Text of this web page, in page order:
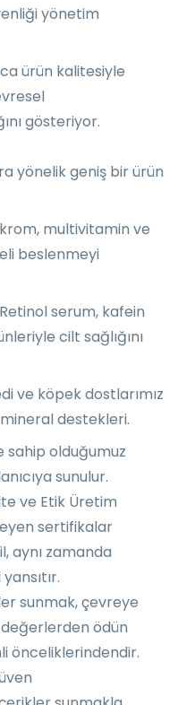
yönetim
ürün kalitesiyle
gösteriyor.
yönelik geniş bir ürün
multivitamin ve
beslenmeyi
serum, kafein
cilt sağlığını
ve köpek dostlarımız
destekleri.
sahip olduğumuz
sunulur.
ve Etik Üretim
sertifikalar
aynı zamanda
sunmak, çevreye
ödün
önceliklerindendir.